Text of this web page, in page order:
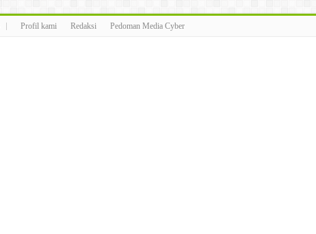
Profil kami Redaksi Pedoman Media Cyber